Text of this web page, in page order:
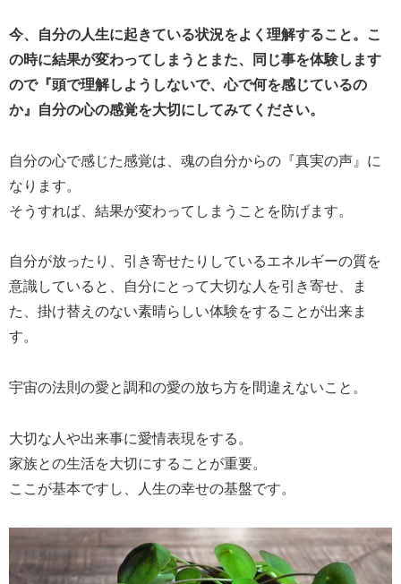
今、自分の人生に起きている状況をよく理解すること。こ
の時に結果が変わってしまうとまた、同じ事を体験します
ので『頭で理解しようしないで、心で何を感じているの
か』自分の心の感覚を大切にしてみてください。
自分の心で感じた感覚は、魂の自分からの『真実の声』に
なります。
そうすれば、結果が変わってしまうことを防げます。
自分が放ったり、引き寄せたりしているエネルギーの質を
意識していると、自分にとって大切な人を引き寄せ、ま
た、掛け替えのない素晴らしい体験をすることが出来ま
す。
宇宙の法則の愛と調和の愛の放ち方を間違えないこと。
大切な人や出来事に愛情表現をする。
家族との生活を大切にすることが重要。
ここが基本ですし、人生の幸せの基盤です。